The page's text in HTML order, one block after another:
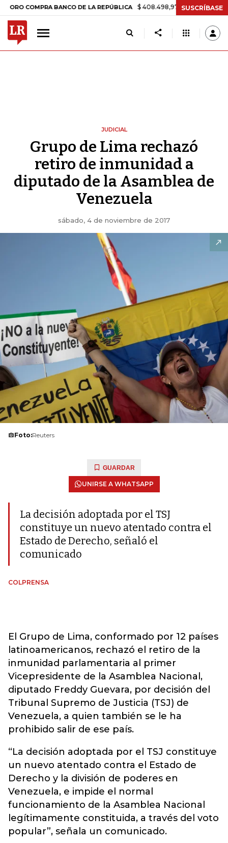
BANCO DE LA REPÚBLICA $ 408.498,97 +$ 8.753,81 +2,19%
SUSCRÍBASE
JUDICIAL
Grupo de Lima rechazó
retiro de inmunidad a
diputado de la Asamblea de
Venezuela
sábado, 4 de noviembre de 2017
Foto:Reuters
GUARDAR
UNIRSE A WHATSAPP
La decisión adoptada por el TSJ
constituye un nuevo atentado contra el
Estado de Derecho, señaló el
comunicado
COLPRENSA
El Grupo de Lima, conformado por 12 países
latinoamericanos, rechazó el retiro de la
inmunidad parlamentaria al primer
Vicepresidente de la Asamblea Nacional,
diputado Freddy Guevara, por decisión del
Tribunal Supremo de Justicia (TSJ) de
Venezuela, a quien también se le ha
prohibido salir de ese país.
“La decisión adoptada por el TSJ constituye
un nuevo atentado contra el Estado de
Derecho y la división de poderes en
Venezuela, e impide el normal
funcionamiento de la Asamblea Nacional
legítimamente constituida, a través del voto
popular”, señala un comunicado.